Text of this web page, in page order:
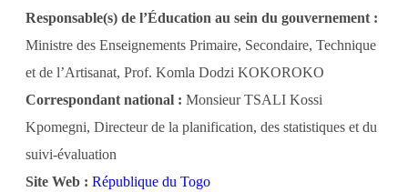
Responsable(s) de l’Éducation au sein du gouvernement :
Ministre des Enseignements Primaire, Secondaire, Technique
et de l’Artisanat, Prof. Komla Dodzi KOKOROKO
Correspondant national : Monsieur TSALI Kossi
Kpomegni, Directeur de la planification, des statistiques et du
suivi-évaluation
Site Web : République du Togo